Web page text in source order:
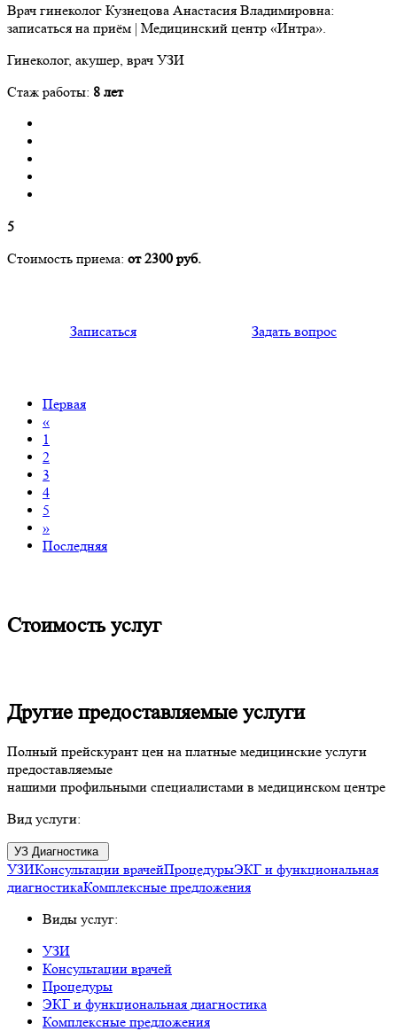
Врач гинеколог Кузнецова Анастасия Владимировна:
записаться на приём | Медицинский центр «Интра».
Гинеколог, акушер, врач УЗИ
Стаж работы: 8 лет
5
Стоимость приема: от 2300 руб.
Записаться Задать вопрос
Первая
«
1
2
3
4
5
»
Последняя
Стоимость услуг
Другие предоставляемые услуги
Полный прейскурант цен на платные медицинские услуги
предоставляемые
нашими профильными специалистами в медицинском центре
Вид услуги:
УЗ Диагностика
УЗИКонсультации врачейПроцедурыЭКГ и функциональная
диагностикаКомплексные предложения
Виды услуг:
УЗИ
Консультации врачей
Процедуры
ЭКГ и функциональная диагностика
Комплексные предложения